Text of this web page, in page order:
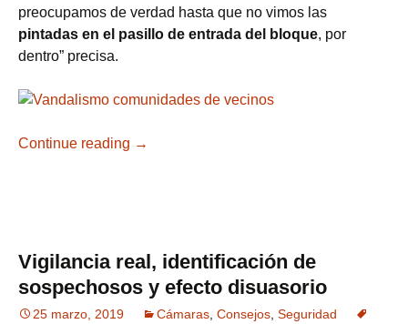
preocupamos de verdad hasta que no vimos las
pintadas en el pasillo de entrada del bloque, por
dentro” precisa.
Continue reading ¿Qué podemos hacer si hemos sufrido
→
Vigilancia real, identificación de
sospechosos y efecto disuasorio
25 marzo, 2019 Cámaras, Consejos, Seguridad